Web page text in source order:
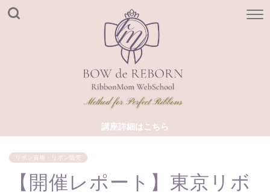
講座詳細はこちら
リボン資格・リボン販売
【開催レポート】東京リボ